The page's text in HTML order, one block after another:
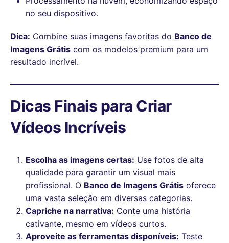
no seu dispositivo.
Dica: Combine suas imagens favoritas do Banco de
Imagens Grátis com os modelos premium para um
resultado incrível.
Dicas Finais para Criar
Vídeos Incríveis
Escolha as imagens certas: Use fotos de alta
qualidade para garantir um visual mais
profissional. O Banco de Imagens Grátis oferece
uma vasta seleção em diversas categorias.
Capriche na narrativa: Conte uma história
cativante, mesmo em vídeos curtos.
Aproveite as ferramentas disponíveis: Teste